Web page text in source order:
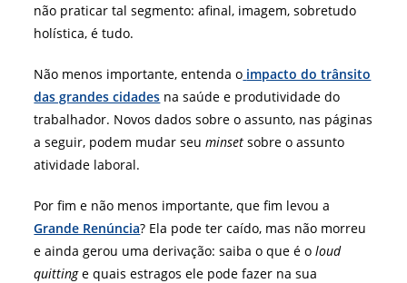
não praticar tal segmento: afinal, imagem, sobretudo
holística, é tudo.
Não menos importante, entenda o impacto do trânsito
das grandes cidades na saúde e produtividade do
trabalhador. Novos dados sobre o assunto, nas páginas
a seguir, podem mudar seuminsetsobre o assunto
atividade laboral.
Por fim e não menos importante, que fim levou a
Grande Renúncia? Ela pode ter caído, mas não morreu
e ainda gerou uma derivação: saiba o que é oloud
quittinge quais estragos ele pode fazer na sua